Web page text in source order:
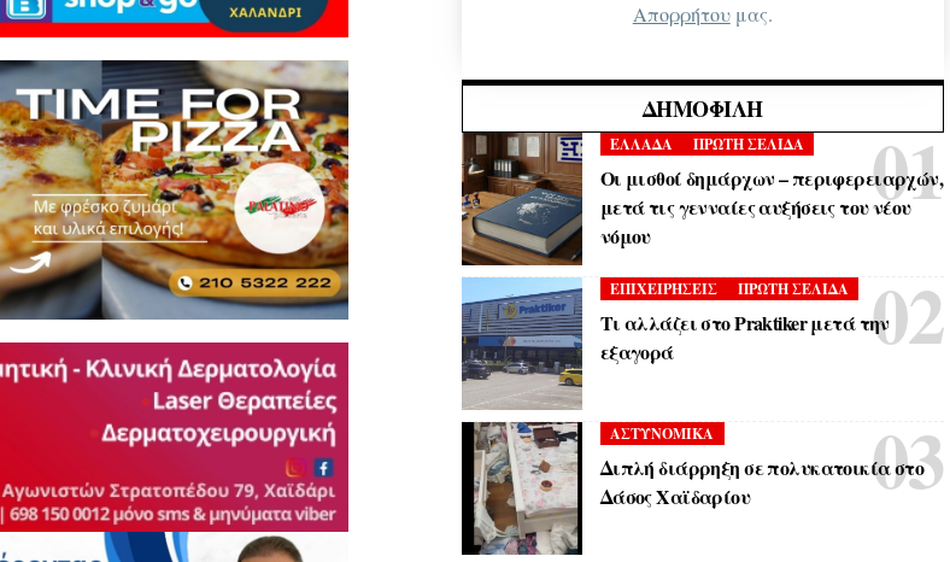
Απορρήτουμας.
ΔΗΜΟΦΙΛΉ
ΕΛΛΑΔΑ ΠΡΩΤΗ ΣΕΛΙΔΑ
Οι μισθοί δημάρχων – περιφερειαρχών,
μετά τις γενναίες αυξήσεις του νέου
νόμου
ΕΠΙΧΕΙΡΗΣΕΙΣ ΠΡΩΤΗ ΣΕΛΙΔΑ
Τι αλλάζει στο Praktiker μετά την
εξαγορά
ΑΣΤΥΝΟΜΙΚΑ
Διπλή διάρρηξη σε πολυκατοικία στο
Δάσος Χαϊδαρίου